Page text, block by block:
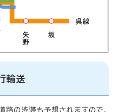
輸送
の渋滞も予想されますので、